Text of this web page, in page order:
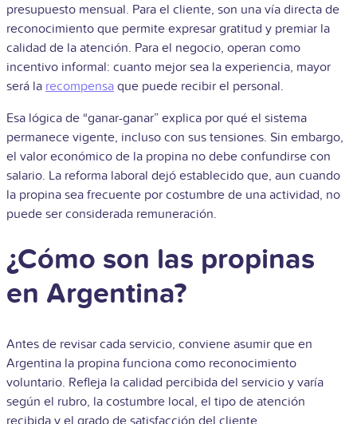
presupuesto mensual. Para el cliente, son una vía directa de
reconocimiento que permite expresar gratitud y premiar la
calidad de la atención. Para el negocio, operan como
incentivo informal: cuanto mejor sea la experiencia, mayor
será la recompensa que puede recibir el personal.
Esa lógica de “ganar-ganar” explica por qué el sistema
permanece vigente, incluso con sus tensiones. Sin embargo,
el valor económico de la propina no debe confundirse con
salario. La reforma laboral dejó establecido que, aun cuando
la propina sea frecuente por costumbre de una actividad, no
puede ser considerada remuneración.
¿Cómo son las propinas
en Argentina?
Antes de revisar cada servicio, conviene asumir que en
Argentina la propina funciona como reconocimiento
voluntario. Refleja la calidad percibida del servicio y varía
según el rubro, la costumbre local, el tipo de atención